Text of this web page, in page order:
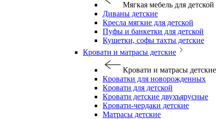
Мягкая мебель для детской
Диваны детские
Кресла мягкие для детской
Пуфы и банкетки для детской
Кушетки, софы тахты детские
Кровати и матрасы детские
Кровати и матрасы детские
Кроватки для новорожденных
Кровати для детской
Кровати детские двухъярусные
Кровати-чердаки детские
Матрасы детские